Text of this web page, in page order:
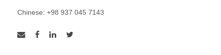
Chinese: +98 937 045 7143